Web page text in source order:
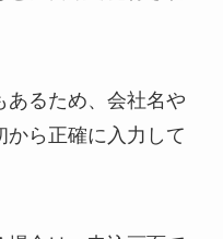
あるため、会社名や
から正確に入力して